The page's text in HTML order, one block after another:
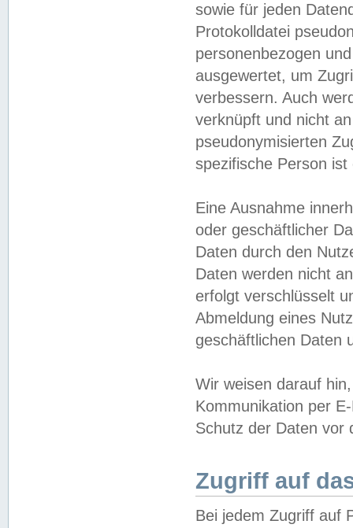
sowie für jeden
Protokolldatei
personenbezogen
ausgewertet, um
verbessern. Auch
verknüpft und nicht
pseudonymisierten
spezifische Person
Eine Ausnahme
oder geschäftlicher
Daten durch den
Daten werden nicht
erfolgt verschlüsselt
Abmeldung eines
geschäftlichen Daten
Wir weisen darauf
Kommunikation per
Schutz der Daten vor
Zugriff auf
Bei jedem Zugriff auf